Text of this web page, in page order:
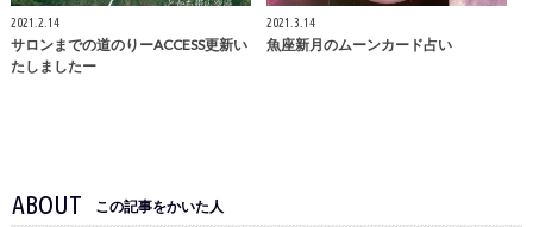
2021.2.14
サロンまでの道のりーACCESS更新い
たしましたー
2021.3.14
魚座新月のムーンカード占い
ABOUT この記事をかいた人